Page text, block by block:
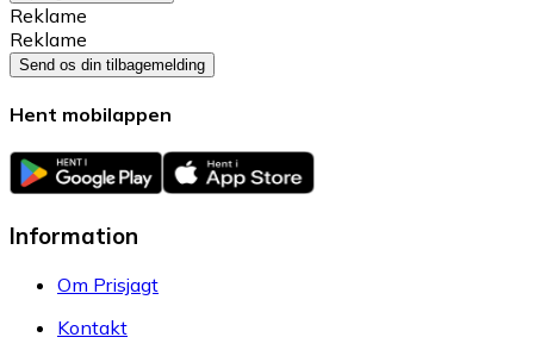
Reklame
Reklame
Send os din tilbagemelding
Hent mobilappen
Information
Om Prisjagt
Kontakt